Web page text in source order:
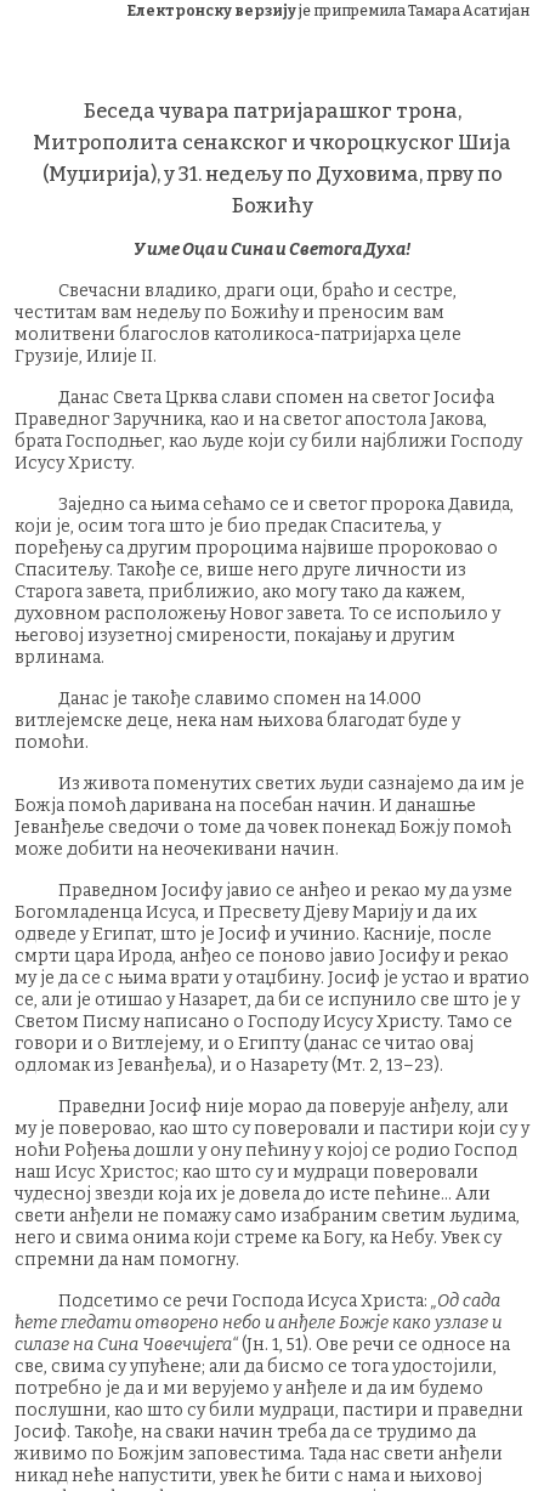
Електронску верзијује припремила Тамара Асатијан
Беседа чувара патријарашког трона,
Митрополита сенакског и чкороцкуског Шија
(Муџирија), у 31. недељу по Духовима, прву по
Божићу
У име Оца и Сина и Светога Духа!
Свечасни владико, драги оци, браћо и сестре,
честитам вам недељу по Божићу и преносим вам
молитвени благослов католикоса-патријарха целе
Грузије, Илије II.
Данас Света Црква слави спомен на светог Јосифа
Праведног Заручника, као и на светог апостола Јакова,
брата Господњег, као људе који су били најближи Господу
Исусу Христу.
Заједно са њима сећамо се и светог пророка Давида,
који је, осим тога што је био предак Спаситеља, у
поређењу са другим пророцима највише пророковао о
Спаситељу. Такође се, више него друге личности из
Старога завета, приближио, ако могу тако да кажем,
духовном расположењу Новог завета. То се испољило у
његовој изузетној смирености, покајању и другим
врлинама.
Данас је такође славимо спомен на 14.000
витлејемске деце, нека нам њихова благодат буде у
помоћи.
Из живота поменутих светих људи сазнајемо да им је
Божја помоћ даривана на посебан начин. И данашње
Јеванђеље сведочи о томе да човек понекад Божју помоћ
може добити на неочекивани начин.
Праведном Јосифу јавио се анђео и рекао му да узме
Богомладенца Исуса, и Пресвету Дјеву Марију и да их
одведе у Египат, што је Јосиф и учинио. Касније, после
смрти цара Ирода, анђео се поново јавио Јосифу и рекао
му је да се с њима врати у отаџбину. Јосиф је устао и вратио
се, али је отишао у Назарет, да би се испунило све што је у
Светом Писму написано о Господу Исусу Христу. Тамо се
говори и о Витлејему, и о Египту (данас се читао овај
одломак из Јеванђеља), и о Назарету (Мт. 2, 13–23).
Праведни Јосиф није морао да поверује анђелу, али
му је поверовао, као што су поверoвали и пастири који су у
ноћи Рођења дошли у ону пећину у којој се родио Господ
наш Исус Христос; као што су и мудраци поверoвали
чудесној звезди која их је довела до исте пећине… Али
свети анђели не помажу само изабраним светим људима,
него и свима онима који стреме ка Богу, ка Небу. Увек су
спремни да нам помогну.
Подсетимо се речи Господа Исуса Христа: „Од сада
ћете гледати отворено небо и анђеле Божје како узлазе и
силазе на Сина Човечијега“(Јн. 1, 51). Ове речи се односе на
све, свима су упућене; али да бисмо се тога удостојили,
потребно је да и ми верујемо у анђеле и да им будемо
послушни, као што су били мудраци, пастири и праведни
Јосиф. Такође, на сваки начин треба да се трудимо да
живимо по Божјим заповестима. Тада нас свети анђели
никад неће напустити, увек ће бити с нама и њиховој